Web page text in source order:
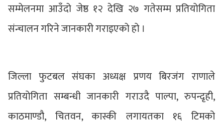
सम्मेलनमा आउँदो जेष्ठ १२ देखि २७ गतेसम्म प्रतियोगिता
संन्चालन गरिने जानकारी गराइएको हो ।
जिल्ला फुटबल संघका अध्यक्ष प्रणय बिरजंग राणाले
प्रतियोगिता सम्बन्धी जानकारी गराउदै पाल्पा, रुपन्दृही,
काठमाण्डौ, चितवन, कास्की लगायतका १६ टिमको